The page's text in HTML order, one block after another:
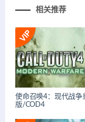
相关推荐
使命召唤4：现代战争
版/COD4